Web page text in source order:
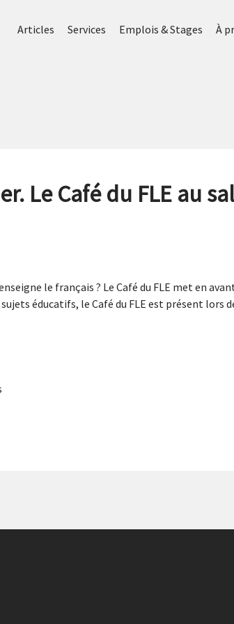
Articles Services Emplois & Stages À
Le Café du FLE au
le français ? Le Café du FLE met en
éducatifs, le Café du FLE est présent lors